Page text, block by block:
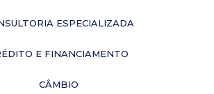
ESPECIALIZADA
E FINANCIAMENTO
CÂMBIO